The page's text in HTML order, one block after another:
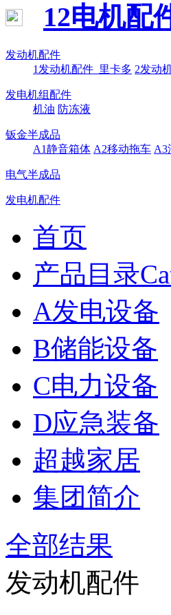
12电机配
发动机配件
1发动机配件_里卡多 2发动
发电机组配件
机油 防冻液
钣金半成品
A1静音箱体 A2移动拖车 A3
电气半成品
发电机配件
首页
产品目录
A发电设备
B储能设备
C电力设备
D应急装备
超越家居
集团简介
全部结果
发动机配件